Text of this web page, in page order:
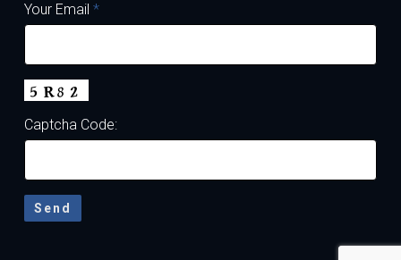
Your Email *
Captcha Code: